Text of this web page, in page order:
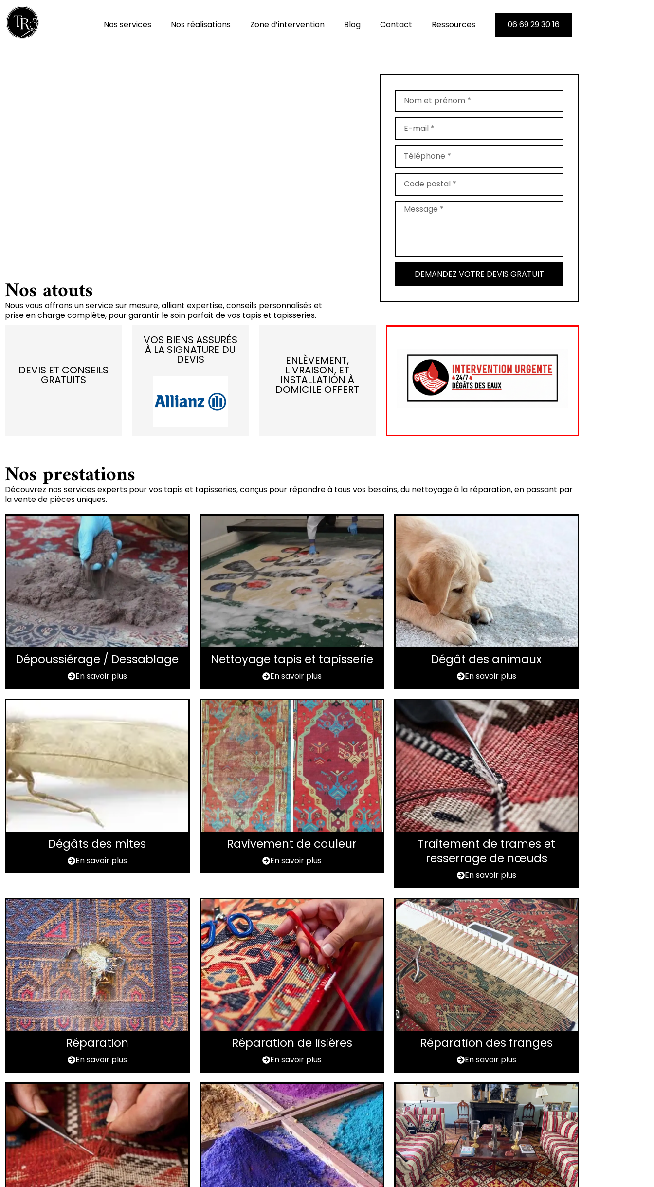
Nos services Nos réalisations Zone d’intervention Blog Contact Ressources 06 69 29 30 16
DEMANDEZ VOTRE DEVIS GRATUIT
Nos atouts
Nous vous offrons un service sur mesure, alliant expertise, conseils personnalisés et
prise en charge complète, pour garantir le soin parfait de vos tapis et tapisseries.
DEVIS ET CONSEILS
GRATUITS
VOS BIENS ASSURÉS
À LA SIGNATURE DU
DEVIS ENLÈVEMENT,
LIVRAISON, ET
INSTALLATION À
DOMICILE OFFERT
Nos prestations
Découvrez nos services experts pour vos tapis et tapisseries, conçus pour répondre à tous vos besoins, du nettoyage à la réparation, en passant par
la vente de pièces uniques.
Dépoussiérage / Dessablage
En savoir plus
Nettoyage tapis et tapisserie
En savoir plus
Dégât des animaux
En savoir plus
Dégâts des mites
En savoir plus
Ravivement de couleur
En savoir plus
Traitement de trames et
resserrage de nœuds
En savoir plus
Réparation
En savoir plus
Réparation de lisières
En savoir plus
Réparation des franges
En savoir plus